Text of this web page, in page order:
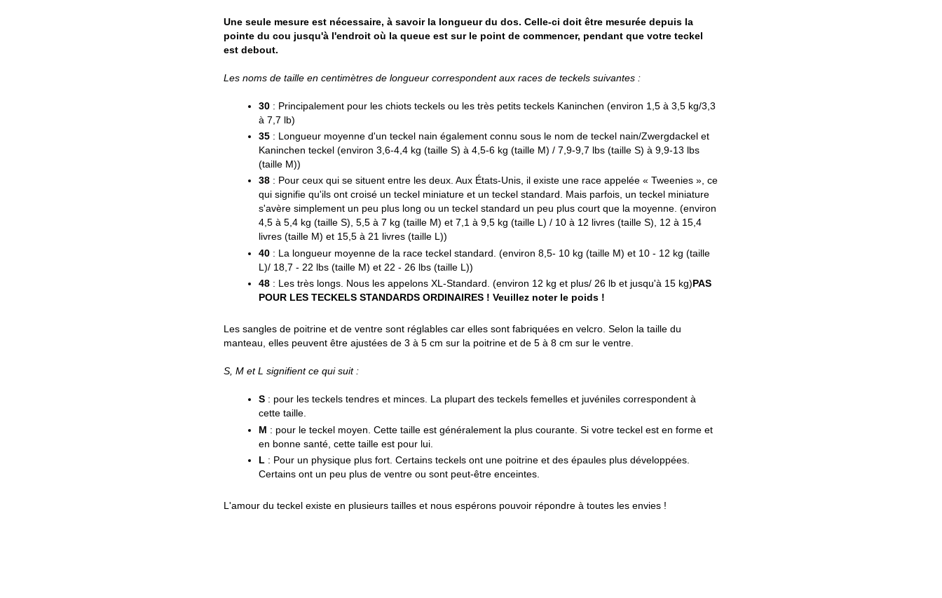
Une seule mesure est nécessaire, à savoir la longueur du dos. Celle-ci doit être mesurée depuis la
pointe du cou jusqu'à l'endroit où la queue est sur le point de commencer, pendant que votre teckel
est debout.
Les noms de taille en centimètres de longueur correspondent aux races de teckels suivantes :
30: Principalement pour les chiots teckels ou les très petits teckels Kaninchen (environ 1,5 à 3,5 kg/3,3
à 7,7 lb)
35: Longueur moyenne d'un teckel nain également connu sous le nom de teckel nain/Zwergdackel et
Kaninchen teckel (environ 3,6-4,4 kg (taille S) à 4,5-6 kg (taille M) / 7,9-9,7 lbs (taille S) à 9,9-13 lbs
(taille M))
38: Pour ceux qui se situent entre les deux. Aux États-Unis, il existe une race appelée « Tweenies », ce
qui signifie qu'ils ont croisé un teckel miniature et un teckel standard. Mais parfois, un teckel miniature
s'avère simplement un peu plus long ou un teckel standard un peu plus court que la moyenne. (environ
4,5 à 5,4 kg (taille S), 5,5 à 7 kg (taille M) et 7,1 à 9,5 kg (taille L) / 10 à 12 livres (taille S), 12 à 15,4
livres (taille M) et 15,5 à 21 livres (taille L))
40: La longueur moyenne de la race teckel standard. (environ 8,5- 10 kg (taille M) et 10 - 12 kg (taille
L)/ 18,7 - 22 lbs (taille M) et 22 - 26 lbs (taille L))
48: Les très longs. Nous les appelons XL-Standard. (environ 12 kg et plus/ 26 lb et jusqu'à 15 kg) PAS
POUR LES TECKELS STANDARDS ORDINAIRES ! Veuillez noter le poids !
Les sangles de poitrine et de ventre sont réglables car elles sont fabriquées en velcro. Selon la taille du
manteau, elles peuvent être ajustées de 3 à 5 cm sur la poitrine et de 5 à 8 cm sur le ventre.
S, M et L signifient ce qui suit :
S: pour les teckels tendres et minces. La plupart des teckels femelles et juvéniles correspondent à
cette taille.
M : pour le teckel moyen. Cette taille est généralement la plus courante. Si votre teckel est en forme et
en bonne santé, cette taille est pour lui.
L : Pour un physique plus fort. Certains teckels ont une poitrine et des épaules plus développées.
Certains ont un peu plus de ventre ou sont peut-être enceintes.
L'amour du teckel existe en plusieurs tailles et nous espérons pouvoir répondre à toutes les envies !